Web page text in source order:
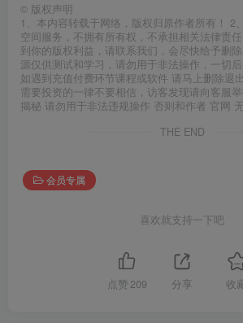
© 版权声明
1、本内容转载于网络，版权归原作者所有！ 2
空间服务，不拥有所有权，不承担相关法律责
到你的版权利益，请联系我们，会尽快给予删
源仅供测试和学习，请勿用于非法操作，一切后
如遇到充值付费环节课程或软件 请马上删除退
需要投资的一律不要相信，访客发现请向客服
揭秘 请勿用于非法违规操作 否则和作者 官网
THE END
会员专属
喜欢就支持一下吧
点赞 209 分享 收